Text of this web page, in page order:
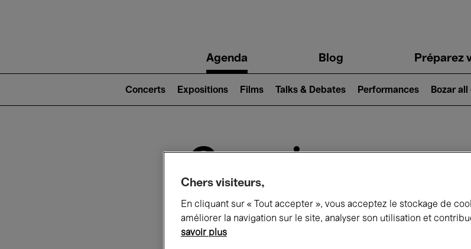
navigationAgenda Blog Préparez
2)
Concerts Expositions Films Talks & Debates Performances Bozar
Ce qui se
Aujourd'hui Prochains 7 jours Mai
Chers visiteurs,
En cliquant sur « Tout accepter », vous acceptez le stockage de
améliorer la navigation sur le site, analyser son utilisation et
savoir plus